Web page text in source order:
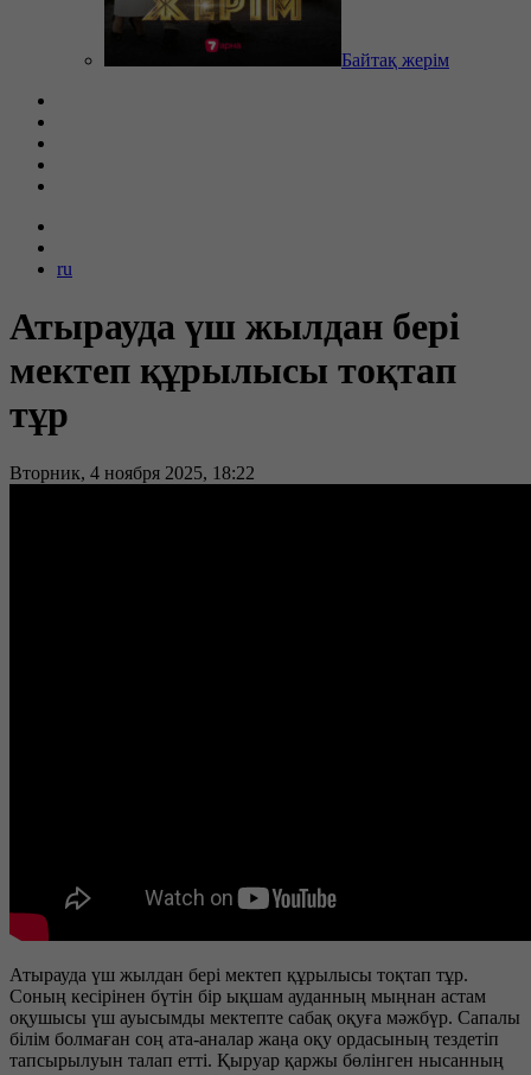
Байтақ жерім
ru
Атырауда үш жылдан бері
мектеп құрылысы тоқтап
тұр
Вторник, 4 ноября 2025, 18:22
Атырауда үш жылдан бері мектеп құрылысы тоқтап тұр.
Соның кесірінен бүтін бір ықшам ауданның мыңнан астам
оқушысы үш ауысымды мектепте сабақ оқуға мәжбүр. Сапалы
білім болмаған соң ата-аналар жаңа оқу ордасының тездетіп
тапсырылуын талап етті. Қыруар қаржы бөлінген нысанның